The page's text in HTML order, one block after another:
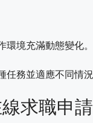
環境充滿動態變化
任務並適應不同情
求職申